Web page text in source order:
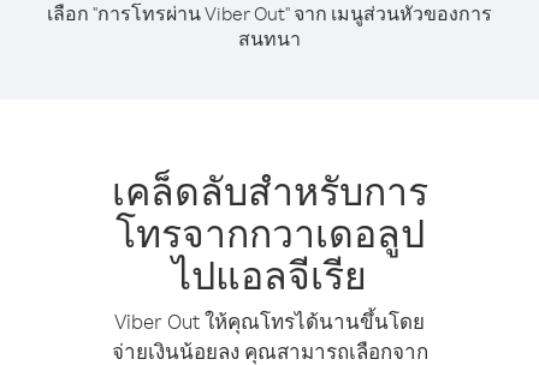
เลือก "การโทรผ่าน Viber Out" จาก เมนูส่วนหัวของการ
สนทนา
เคล็ดลับสำหรับการ
โทรจากกวาเดอลูป
ไปแอลจีเรีย
Viber Out ให้คุณโทรได้นานขึ้นโดย
จ่ายเงินน้อยลง คุณสามารถเลือกจาก